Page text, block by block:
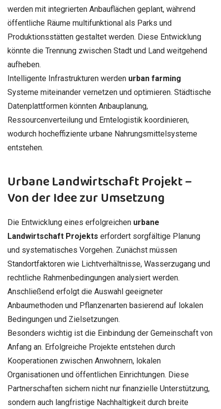
werden mit integrierten Anbauflächen geplant, während
öffentliche Räume multifunktional als Parks und
Produktionsstätten gestaltet werden. Diese Entwicklung
könnte die Trennung zwischen Stadt und Land weitgehend
aufheben.
Intelligente Infrastrukturen werden urban farming
Systeme miteinander vernetzen und optimieren. Städtische
Datenplattformen könnten Anbauplanung,
Ressourcenverteilung und Erntelogistik koordinieren,
wodurch hocheffiziente urbane Nahrungsmittelsysteme
entstehen.
Urbane Landwirtschaft Projekt –
Von der Idee zur Umsetzung
Die Entwicklung eines erfolgreichen urbane
Landwirtschaft Projekts erfordert sorgfältige Planung
und systematisches Vorgehen. Zunächst müssen
Standortfaktoren wie Lichtverhältnisse, Wasserzugang und
rechtliche Rahmenbedingungen analysiert werden.
Anschließend erfolgt die Auswahl geeigneter
Anbaumethoden und Pflanzenarten basierend auf lokalen
Bedingungen und Zielsetzungen.
Besonders wichtig ist die Einbindung der Gemeinschaft von
Anfang an. Erfolgreiche Projekte entstehen durch
Kooperationen zwischen Anwohnern, lokalen
Organisationen und öffentlichen Einrichtungen. Diese
Partnerschaften sichern nicht nur finanzielle Unterstützung,
sondern auch langfristige Nachhaltigkeit durch breite